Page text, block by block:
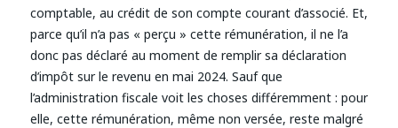
comptable, au crédit de son compte courant d’associé. Et,
parce qu’il n’a pas « perçu » cette rémunération, il ne l’a
donc pas déclaré au moment de remplir sa déclaration
d’impôt sur le revenu en mai 2024. Sauf que
l’administration fiscale voit les choses différemment : pour
elle, cette rémunération, même non versée, reste malgré